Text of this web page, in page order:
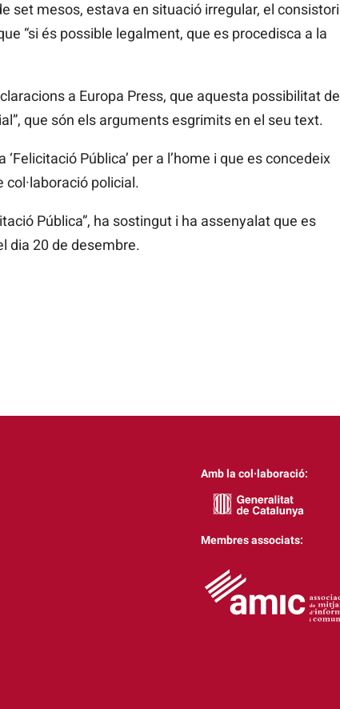
set mesos, estava en situació irregular, el consistori
“si és possible legalment, que es procedisca a la
a Europa Press, que aquesta possibilitat de
que són els arguments esgrimits en el seu text.
Pública’ per a l’home i que es concedeix
policial.
Pública”, ha sostingut i ha assenyalat que es
dia 20 de desembre.
Amb la col·laboració:
Membres associats: